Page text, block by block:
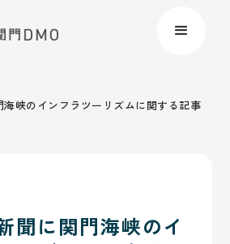
海峡のインフラツーリズムに関する記事
聞に関門海峡のイ